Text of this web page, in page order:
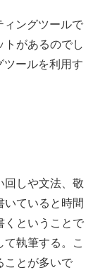
ィングツールで
トがあるのでし
ツールを利用す
回しや文法、敬
いていると時間
くということで
執筆する。こ
ことが多いで